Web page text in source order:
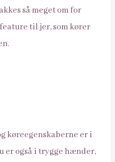
så meget om for
til jer, som kører
køreegenskaberne er i
er også i trygge hænder,